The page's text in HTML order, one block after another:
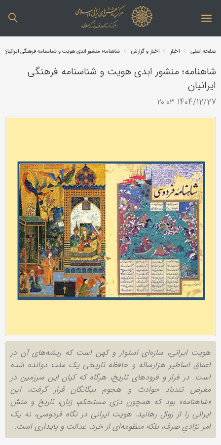
صفحه اصلی اخبار اخبار و گزارش شاهنامه؛ منشور ابدی هویت و شناسنامه فرهنگی ایرانیان
شاهنامه؛ منشور ابدی هویت و شناسنامه فرهنگی
ایرانیان
1404/12/27 ۲۰:۰۳
هویت ایرانی، سازه‌ای استوار و کهن است که ریشه‌های آن در
اعماق اساطیر هزارساله و حافظه تاریخی یک ملت دوانده شده
است. در فراز و فرودهای تاریخ، هرگاه که کیان این سرزمین در
معرض تندباد حوادث و هجوم بیگانگان قرار گرفت، این
«شاهنامه» بود که همچون دژی مستحکم، زبان، تاریخ و منش
ایرانی را از زوال رهانید. هویت ایرانی در نگاه فردوسی، نه یک
امر نژادیِ صرف، بلکه منظومه‌ای از خرد، عدالت و پایداری است.